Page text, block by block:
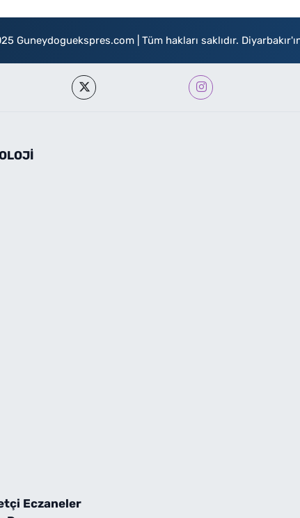
Guneydoguekspres.com | Tüm hakları saklıdır.
Eczaneler